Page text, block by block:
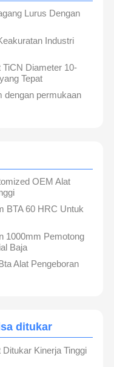
Lurus Dengan
Industri
TiCN Diameter 10-
Tepat
dengan permukaan
OEM Alat
BTA 60 HRC Untuk
1000mm Pemotong
Baja
Alat Pengeboran
ditukar
Kinerja Tinggi